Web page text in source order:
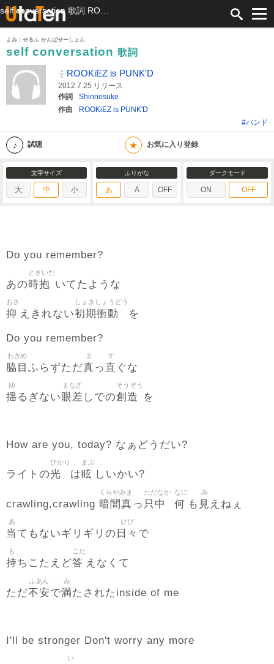
よみ：せるふ かんばせーしょん
self conversation 歌詞
ROOKiEZ is PUNK'D
2012.7.25 リリース
作詞
Shinnosuke
作曲
ROOKiEZ is PUNK'D
#バンド
試聴 ★ お気に入り登録
文字サイズ
大 中 小
ふりがな
あ A OFF
ダークモード
ON OFF
Do you remember?
あの時抱
ときいだ
いてたような
抑
おさ
えきれない初期衝動
しょきしょうどう
を
Do you remember?
脇目
わきめ
ふらずただ真
ま
っ 直
す
ぐな
揺
ゆ
るぎない 眼差
まなざ
しでの創造
そうぞう
を
How are you, today? なぁどうだい?
ライトの光
ひかり
は眩
まぶ
しいかい?
crawling,crawling 暗闇真
くらやみま
っ 只中
ただなか
何
なに
も 見
み
えねぇ
当
あ
てもないギリギリの 日々
ひび
で
持
も
ちこたえど答
こた
えなくて
ただ不安
ふあん
で満
み
たされたinside of me
I'll be stronger Don't worry any more
い